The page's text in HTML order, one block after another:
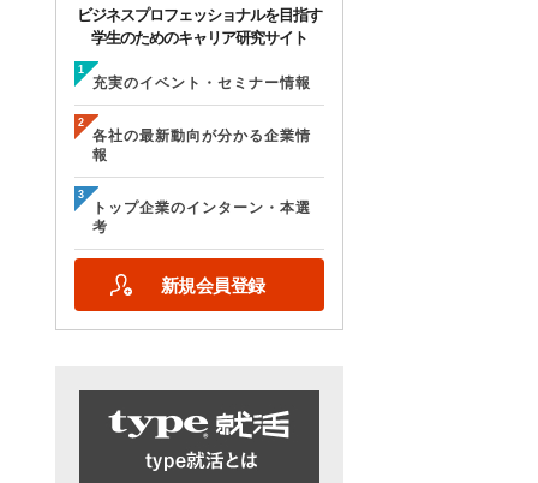
ビジネスプロフェッショナルを目指す
学生のためのキャリア研究サイト
充実のイベント・セミナー情報
各社の最新動向が分かる企業情
報
トップ企業のインターン・本選
考
新規会員登録